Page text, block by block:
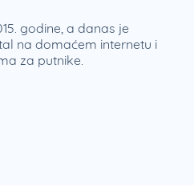
godine, a danas je
na domaćem internetu i
za putnike.